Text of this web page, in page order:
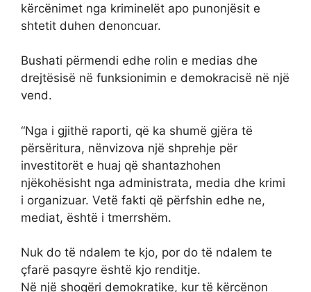
kërcënimet nga kriminelët apo punonjësit e
shtetit duhen denoncuar.
Bushati përmendi edhe rolin e medias dhe
drejtësisë në funksionimin e demokracisë në një
vend.
“Nga i gjithë raporti, që ka shumë gjëra të
përsëritura, nënvizova një shprehje për
investitorët e huaj që shantazhohen
njëkohësisht nga administrata, media dhe krimi
i organizuar. Vetë fakti që përfshin edhe ne,
mediat, është i tmerrshëm.
Nuk do të ndalem te kjo, por do të ndalem te
çfarë pasqyre është kjo renditje.
Në një shoqëri demokratike, kur të kërcënon